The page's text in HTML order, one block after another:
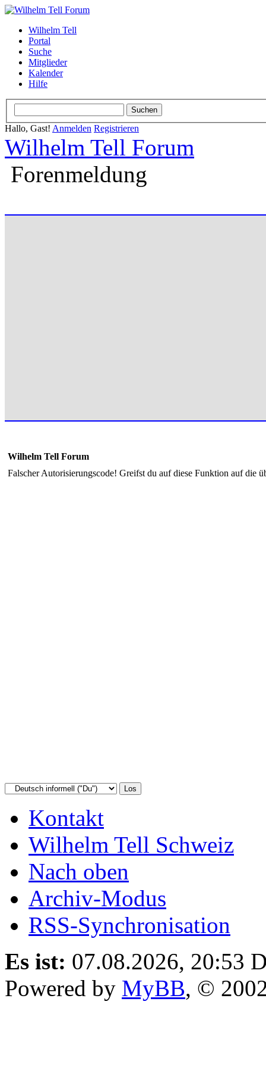
Wilhelm Tell
Portal
Suche
Mitglieder
Kalender
Hilfe
Hallo, Gast! Anmelden Registrieren
Wilhelm Tell Forum
Forenmeldung
Wilhelm Tell Forum
Falscher Autorisierungscode! Greifst du auf diese Funktion auf die
Kontakt
Wilhelm Tell Schweiz
Nach oben
Archiv-Modus
RSS-Synchronisation
Es ist: 07.08.2026, 20:53
Powered by MyBB, ©